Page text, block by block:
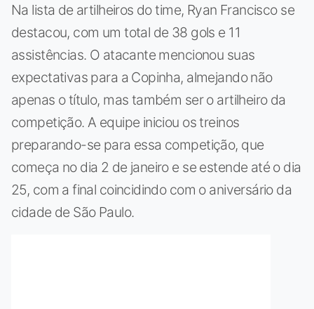
Na lista de artilheiros do time, Ryan Francisco se
destacou, com um total de 38 gols e 11
assistências. O atacante mencionou suas
expectativas para a Copinha, almejando não
apenas o título, mas também ser o artilheiro da
competição. A equipe iniciou os treinos
preparando-se para essa competição, que
começa no dia 2 de janeiro e se estende até o dia
25, com a final coincidindo com o aniversário da
cidade de São Paulo.